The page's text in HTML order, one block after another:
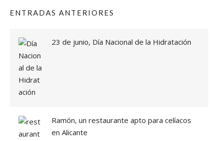
ENTRADAS ANTERIORES
23 de junio, Día Nacional de la Hidratación
Ramón, un restaurante apto para celíacos
en Alicante